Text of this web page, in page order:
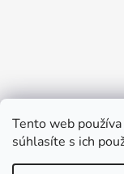
Tento web
súhlasíte s ich